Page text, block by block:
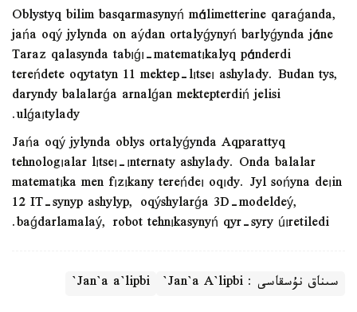
Oblystyq bilim basqarmasynyń málimetterine qaraǵanda,
jańa oqý jylynda on aýdan ortalyǵynyń barlyǵynda jáne
Taraz qalasynda tabıǵı-matematıkalyq pánderdi
tereńdete oqytatyn 11 mektep-lıtseı ashylady. Budan tys,
daryndy balalarǵa arnalǵan mektepterdiń jelisi
ulǵaıtylady.
Jańa oqý jylynda oblys ortalyǵynda Aqparattyq
tehnologıalar lıtseı-ınternaty ashylady. Onda balalar
matematıka men fızıkany tereńdeı oqıdy. Jyl sońyna deıin
12 IT-synyp ashylyp, oqýshylarǵa 3D-modeldeý,
baǵdarlamalaý, robot tehnıkasynyń qyr-syry úıretiledi.
سىناق نۇسقاسى : Jan`a A`lipbi` Jan`a a`lipbi`